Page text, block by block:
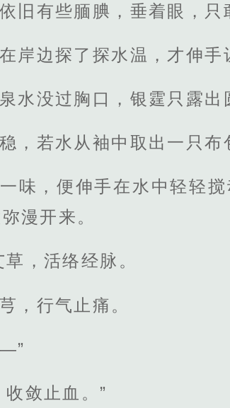
旧有些腼腆，垂着眼，只
岸边探了探水温，才伸手
水没过胸口，银霆只露出
，若水从袖中取出一只布
味，便伸手在水中轻轻
漫开来。
草，活络经脉。
，行气止痛。
收敛止血。”